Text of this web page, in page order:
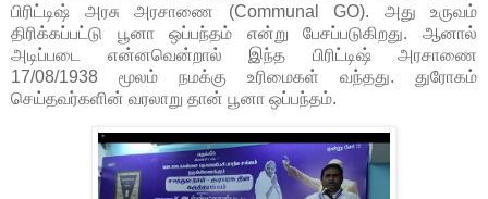
பிரிட்டிஷ் அரசு அரசாணை (Communal GO). அது உருவம்
திரிக்கப்பட்டு பூனா ஒப்பந்தம் என்று பேசப்படுகிறது. ஆனால்
அடிப்படை என்னவென்றால் இந்த பிரிட்டிஷ் அரசாணை
17/08/1938 மூலம் நமக்கு உரிமைகள் வந்தது. துரோகம்
செய்தவர்களின் வரலாறு தான் பூனா ஒப்பந்தம்.